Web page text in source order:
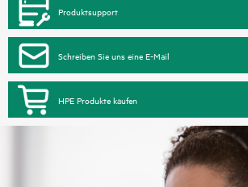
Produktsupport
Schreiben Sie uns eine E-Mail
HPE Produkte kaufen